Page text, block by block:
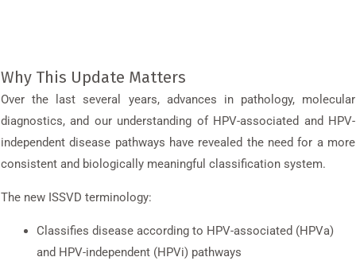
Why This Update Matters
Over the last several years, advances in pathology, molecular
diagnostics, and our understanding of HPV-associated and HPV-
independent disease pathways have revealed the need for a more
consistent and biologically meaningful classification system.
The new ISSVD terminology:
Classifies disease according to HPV-associated (HPVa)
and HPV-independent (HPVi) pathways